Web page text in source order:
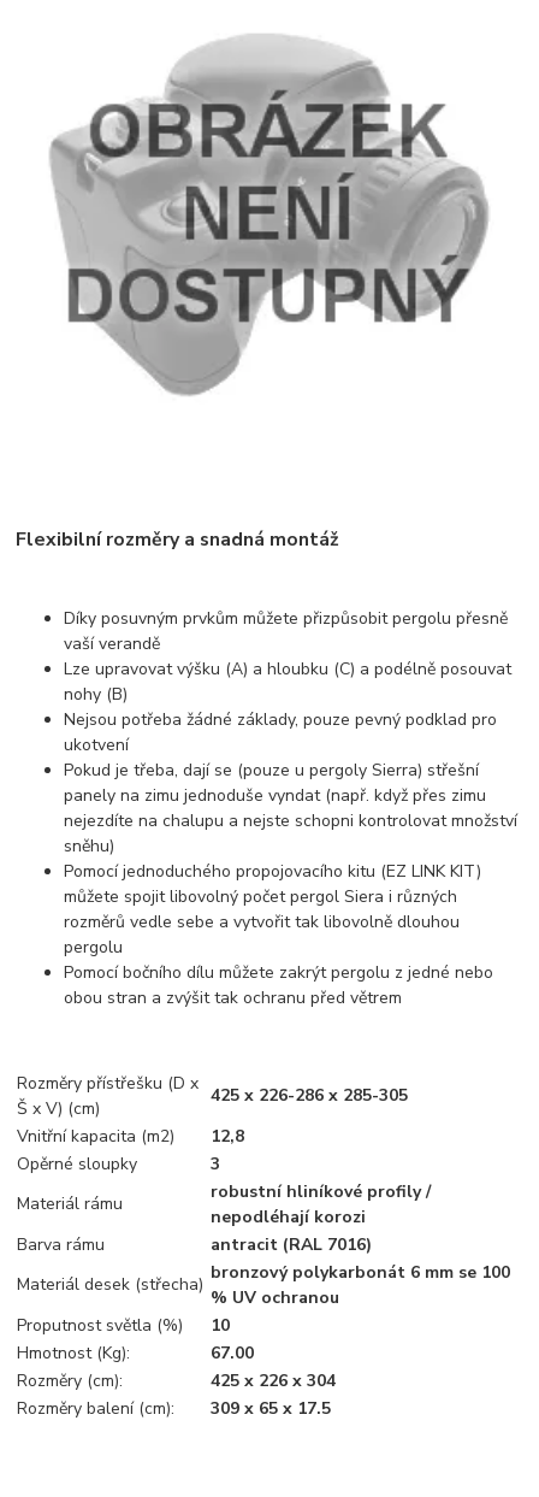
Flexibilní rozměry a snadná montáž
Díky posuvným prvkům můžete přizpůsobit pergolu přesně
vaší verandě
Lze upravovat výšku (A) a hloubku (C) a podélně posouvat
nohy (B)
Nejsou potřeba žádné základy, pouze pevný podklad pro
ukotvení
Pokud je třeba, dají se (pouze u pergoly Sierra) střešní
panely na zimu jednoduše vyndat (např. když přes zimu
nejezdíte na chalupu a nejste schopni kontrolovat množství
sněhu)
Pomocí jednoduchého propojovacího kitu (EZ LINK KIT)
můžete spojit libovolný počet pergol Siera i různých
rozměrů vedle sebe a vytvořit tak libovolně dlouhou
pergolu
Pomocí bočního dílu můžete zakrýt pergolu z jedné nebo
obou stran a zvýšit tak ochranu před větrem
Rozměry přístřešku (D x
Š x V) (cm)
425 x 226-286 x 285-305
Vnitřní kapacita (m2)
12,8
Opěrné sloupky
3
Materiál rámu
robustní hliníkové profily /
nepodléhají korozi
Barva rámu
antracit (RAL 7016)
Materiál desek (střecha)
bronzový polykarbonát 6 mm se 100
% UV ochranou
Proputnost světla (%)
10
Hmotnost (Kg):
67.00
Rozměry (cm):
425 x 226 x 304
Rozměry balení (cm):
309 x 65 x 17.5